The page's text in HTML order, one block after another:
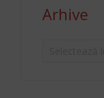
Arhive